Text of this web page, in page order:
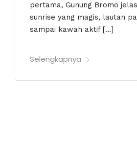
pertama, Gunung Bromo
sunrise yang magis, lautan
sampai kawah aktif […]
Selengkapnya